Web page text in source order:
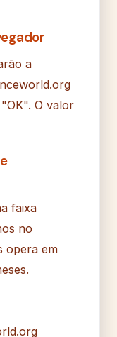
a
O valor
faixa
no
opera em